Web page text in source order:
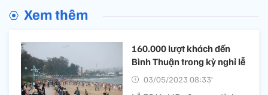
Xem thêm
160.000 lượt khách đến
Bình Thuận trong kỳ nghỉ lễ
03/05/2023 08:33’